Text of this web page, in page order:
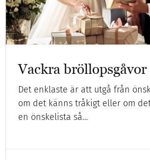
Vackra bröllopsgåvor
Det enklaste är att utgå från
om det känns tråkigt eller om
en önskelista så…